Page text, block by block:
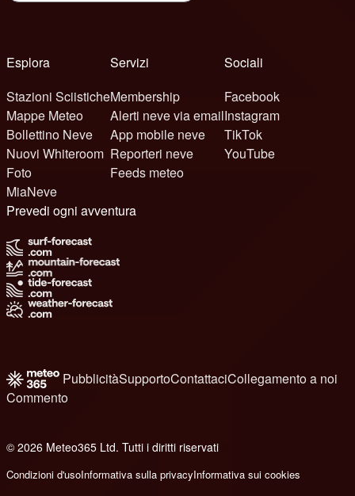
Esplora
Stazioni Sciistiche
Mappe Meteo
Bollettino Neve
Nuovi Whiteroom
Foto
MiaNeve
Servizi
Membership
Alerti neve via email
App mobile neve
Reporteri neve
Feeds meteo
Sociali
Facebook
Instagram
TikTok
YouTube
Prevedi ogni avventura
PubblicitàSupportoContattaciCollegamento a noi
Commento
© 2026 Meteo365 Ltd. Tutti i diritti riservati
Condizioni d'usoInformativa sulla privacyInformativa sui cookies